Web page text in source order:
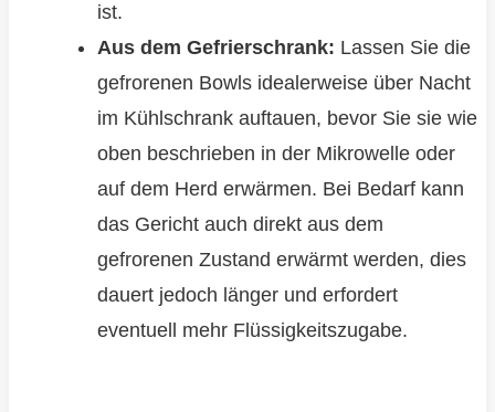
ist.
Aus dem Gefrierschrank: Lassen Sie die
gefrorenen Bowls idealerweise über Nacht
im Kühlschrank auftauen, bevor Sie sie wie
oben beschrieben in der Mikrowelle oder
auf dem Herd erwärmen. Bei Bedarf kann
das Gericht auch direkt aus dem
gefrorenen Zustand erwärmt werden, dies
dauert jedoch länger und erfordert
eventuell mehr Flüssigkeitszugabe.